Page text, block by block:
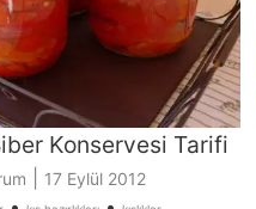
Konservesi Tarifi
17 Eylül 2012